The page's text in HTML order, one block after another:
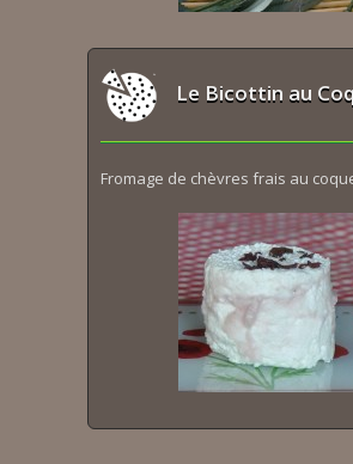
Le Bicottin au
Fromage de chèvres frais au